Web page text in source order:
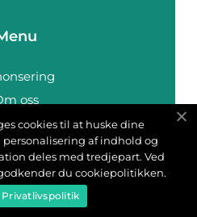
oss
oss
cookies til at huske dine
af indhold og
deles med tredjepart. Ved
du cookiepolitikken.
Privatlivspolitik